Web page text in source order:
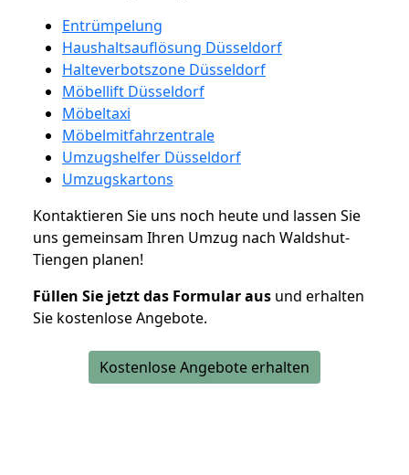
Entrümpelung
Haushaltsauflösung Düsseldorf
Halteverbotszone Düsseldorf
Möbellift Düsseldorf
Möbeltaxi
Möbelmitfahrzentrale
Umzugshelfer Düsseldorf
Umzugskartons
Kontaktieren Sie uns noch heute und lassen Sie
uns gemeinsam Ihren Umzug nach Waldshut-
Tiengen planen!
Füllen Sie jetzt das Formular aus und erhalten
Sie kostenlose Angebote.
Kostenlose Angebote erhalten